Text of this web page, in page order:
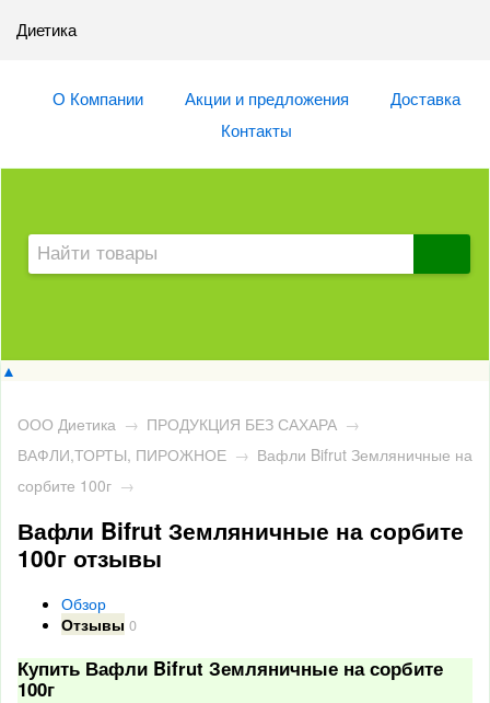
Диетика
О Компании Акции и предложения
Доставка
Контакты
▲
ООО Диетика → ПРОДУКЦИЯ БЕЗ САХАРА →
ВАФЛИ,ТОРТЫ, ПИРОЖНОЕ → Вафли Bifrut Земляничные на
сорбите 100г →
Вафли Bifrut Земляничные на сорбите
100г отзывы
Обзор
Отзывы 0
Купить Вафли Bifrut Земляничные на сорбите
100г